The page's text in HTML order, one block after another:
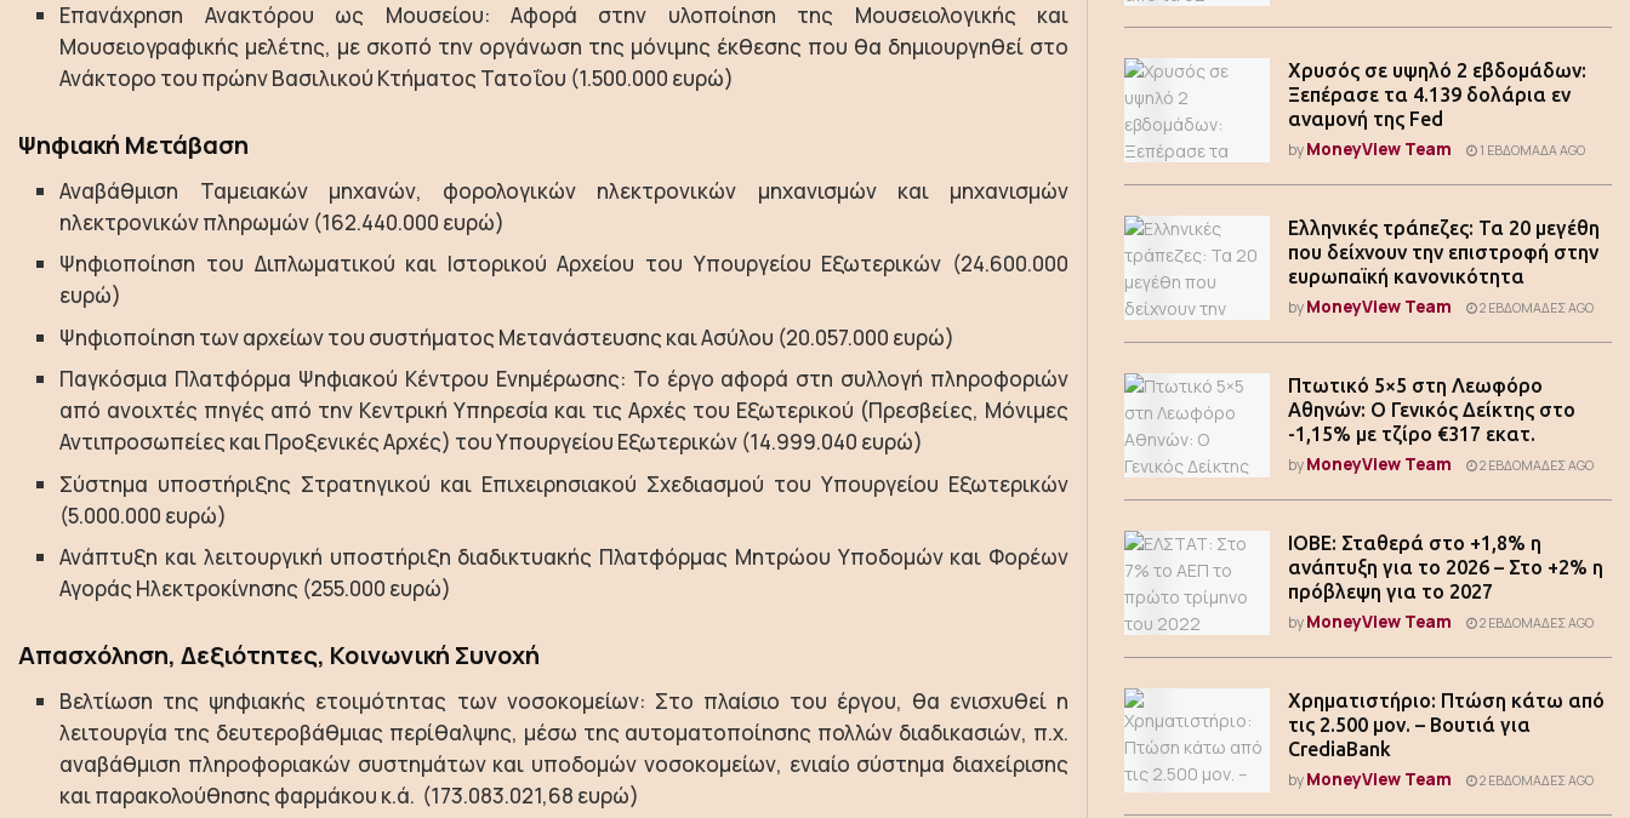
Επανάχρηση Ανακτόρου ως Μουσείου: Αφορά στην υλοποίηση της Μουσειολογικής και
Μουσειογραφικής μελέτης, με σκοπό την οργάνωση της μόνιμης έκθεσης που θα δημιουργηθεί στο
Ανάκτορο του πρώην Βασιλικού Κτήματος Τατοΐου (1.500.000 ευρώ)
Ψηφιακή Μετάβαση
Αναβάθμιση Ταμειακών μηχανών, φορολογικών ηλεκτρονικών μηχανισμών και μηχανισμών
ηλεκτρονικών πληρωμών (162.440.000 ευρώ)
Ψηφιοποίηση του Διπλωματικού και Ιστορικού Αρχείου του Υπουργείου Εξωτερικών (24.600.000
ευρώ)
Ψηφιοποίηση των αρχείων του συστήματος Μετανάστευσης και Ασύλου (20.057.000 ευρώ)
Παγκόσμια Πλατφόρμα Ψηφιακού Κέντρου Ενημέρωσης: Το έργο αφορά στη συλλογή πληροφοριών
από ανοιχτές πηγές από την Κεντρική Υπηρεσία και τις Αρχές του Εξωτερικού (Πρεσβείες, Μόνιμες
Αντιπροσωπείες και Προξενικές Αρχές) του Υπουργείου Εξωτερικών (14.999.040 ευρώ)
Σύστημα υποστήριξης Στρατηγικού και Επιχειρησιακού Σχεδιασμού του Υπουργείου Εξωτερικών
(5.000.000 ευρώ)
Ανάπτυξη και λειτουργική υποστήριξη διαδικτυακής Πλατφόρμας Μητρώου Υποδομών και Φορέων
Αγοράς Ηλεκτροκίνησης (255.000 ευρώ)
Απασχόληση, Δεξιότητες, Κοινωνική Συνοχή
Βελτίωση της ψηφιακής ετοιμότητας των νοσοκομείων: Στο πλαίσιο του έργου, θα ενισχυθεί η
λειτουργία της δευτεροβάθμιας περίθαλψης, μέσω της αυτοματοποίησης πολλών διαδικασιών, π.χ.
αναβάθμιση πληροφοριακών συστημάτων και υποδομών νοσοκομείων, ενιαίο σύστημα διαχείρισης
και παρακολούθησης φαρμάκου κ.ά. (173.083.021,68 ευρώ)
Χρυσός σε υψηλό 2 εβδομάδων:
Ξεπέρασε τα 4.139 δολάρια εν
αναμονή της Fed
byMoneyView Team 1 ΕΒΔΟΜΆΔΑ AGO
Ελληνικές τράπεζες: Τα 20 μεγέθη
που δείχνουν την επιστροφή στην
ευρωπαϊκή κανονικότητα
byMoneyView Team 2 ΕΒΔΟΜΆΔΕΣ AGO
Πτωτικό 5×5 στη Λεωφόρο
Αθηνών: Ο Γενικός Δείκτης στο
-1,15% με τζίρο €317 εκατ.
byMoneyView Team 2 ΕΒΔΟΜΆΔΕΣ AGO
ΙΟΒΕ: Σταθερά στο +1,8% η
ανάπτυξη για το 2026 – Στο +2% η
πρόβλεψη για το 2027
byMoneyView Team 2 ΕΒΔΟΜΆΔΕΣ AGO
Χρηματιστήριο: Πτώση κάτω από
τις 2.500 μον. – Βουτιά για
CrediaBank
byMoneyView Team 2 ΕΒΔΟΜΆΔΕΣ AGO